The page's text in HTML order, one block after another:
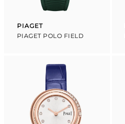
Proveedor:
PIAGET
PIAGET POLO FIELD